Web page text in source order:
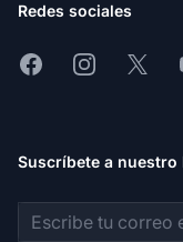
Redes sociales
FacebookInstagram
X
Suscríbete a nuestro
Dirección de